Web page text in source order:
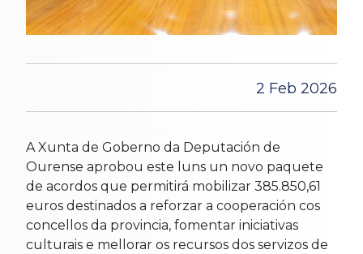
2 Feb 2026
A Xunta de Goberno da Deputación de
Ourense aprobou este luns un novo paquete
de acordos que permitirá mobilizar 385.850,61
euros destinados a reforzar a cooperación cos
concellos da provincia, fomentar iniciativas
culturais e mellorar os recursos dos servizos de